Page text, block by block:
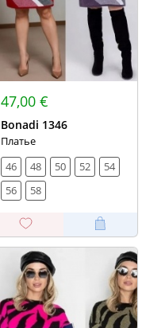
47,00 €
Bonadi 1346
Платье
46
48 50 52
54
56
58